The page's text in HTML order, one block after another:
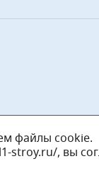
файлы cookie.
stroy.ru/, вы